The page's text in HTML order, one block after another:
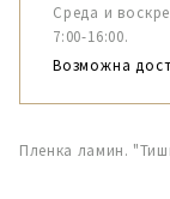
Среда и
7:00-16:00.
Возможна
Пленка ламин.